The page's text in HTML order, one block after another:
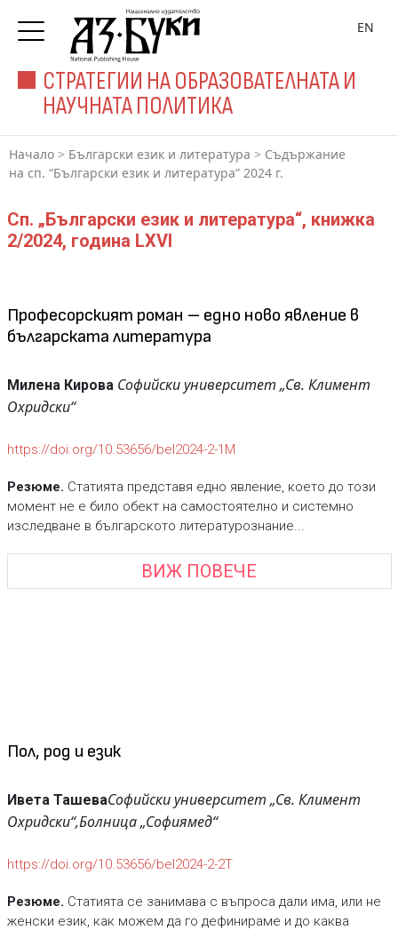
СТРАТЕГИИ НА ОБРАЗОВАТЕЛНАТА И
НАУЧНАТА ПОЛИТИКА
EN
Начало > Български език и литература > Съдържание
на сп. “Български език и литература” 2024 г.
Сп. „Български език и литература“, книжка
2/2024, година LXVI
Професорският роман – едно ново явление в
българската литература
Милена Кирова Софийски университет „Св. Климент
Охридски“
https://doi.org/10.53656/bel2024-2-1М
Резюме. Статията представя едно явление, което до този
момент не е било обект на самостоятелно и системно
изследване в българското литературознание...
ВИЖ ПОВЕЧЕ
Пол, род и език
Ивета ТашеваСофийски университет „Св. Климент
Охридски“,Болница „Софиямед“
https://doi.org/10.53656/bel2024-2-2Т
Резюме. Статията се занимава с въпроса дали има, или не
женски език, как можем да го дефинираме и до каква